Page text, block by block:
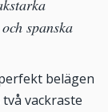
spanska
belägen
vackraste